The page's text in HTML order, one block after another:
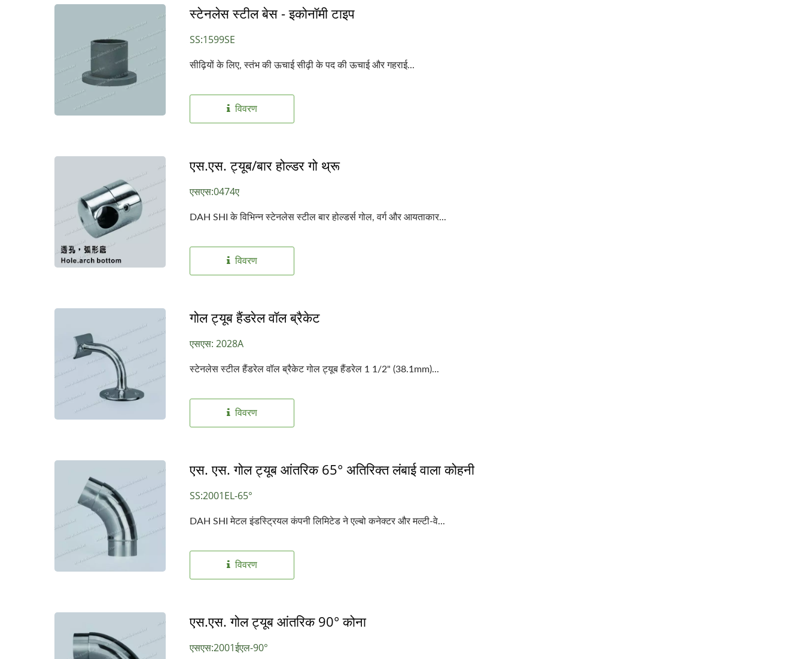
स्टेनलेस स्टील बेस - इकोनॉमी टाइप
SS:1599SE
सीढ़ियों के लिए, स्तंभ की ऊचाई सीढ़ी के पद की ऊचाई और गहराई...
विवरण
एस.एस. ट्यूब/बार होल्डर गो थ्रू
एसएस:0474ए
DAH SHI के विभिन्न स्टेनलेस स्टील बार होल्डर्स गोल, वर्ग और आयताकार...
विवरण
गोल ट्यूब हैंडरेल वॉल ब्रैकेट
एसएस: 2028A
स्टेनलेस स्टील हैंडरेल वॉल ब्रैकेट गोल ट्यूब हैंडरेल 1 1/2" (38.1mm)...
विवरण
एस. एस. गोल ट्यूब आंतरिक 65° अतिरिक्त लंबाई वाला कोहनी
SS:2001EL-65°
DAH SHI मेटल इंडस्ट्रियल कंपनी लिमिटेड ने एल्बो कनेक्टर और मल्टी-वे...
विवरण
एस.एस. गोल ट्यूब आंतरिक 90° कोना
एसएस:2001ईएल-90°